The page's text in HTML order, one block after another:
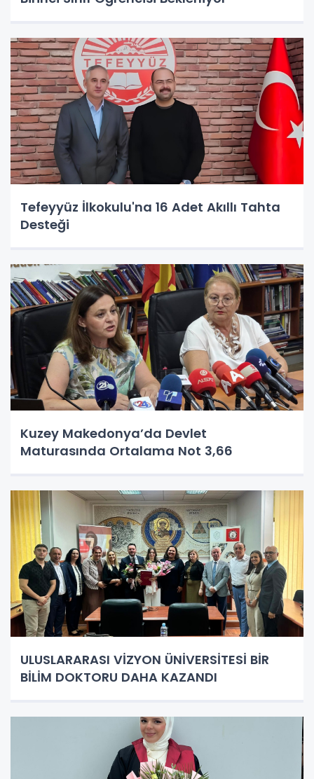
Tefeyyüz İlkokulu'na 16 Adet Akıllı Tahta
Desteği
Kuzey Makedonya’da Devlet
Maturasında Ortalama Not 3,66
ULUSLARARASI VİZYON ÜNİVERSİTESİ BİR
BİLİM DOKTORU DAHA KAZANDI